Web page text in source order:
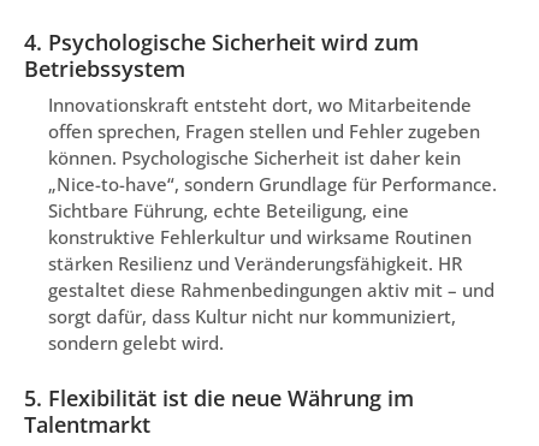
4. Psychologische Sicherheit wird zum
Betriebssystem
Innovationskraft entsteht dort, wo Mitarbeitende
offen sprechen, Fragen stellen und Fehler zugeben
können. Psychologische Sicherheit ist daher kein
„Nice-to-have“, sondern Grundlage für Performance.
Sichtbare Führung, echte Beteiligung, eine
konstruktive Fehlerkultur und wirksame Routinen
stärken Resilienz und Veränderungsfähigkeit. HR
gestaltet diese Rahmenbedingungen aktiv mit – und
sorgt dafür, dass Kultur nicht nur kommuniziert,
sondern gelebt wird.
5. Flexibilität ist die neue Währung im
Talentmarkt